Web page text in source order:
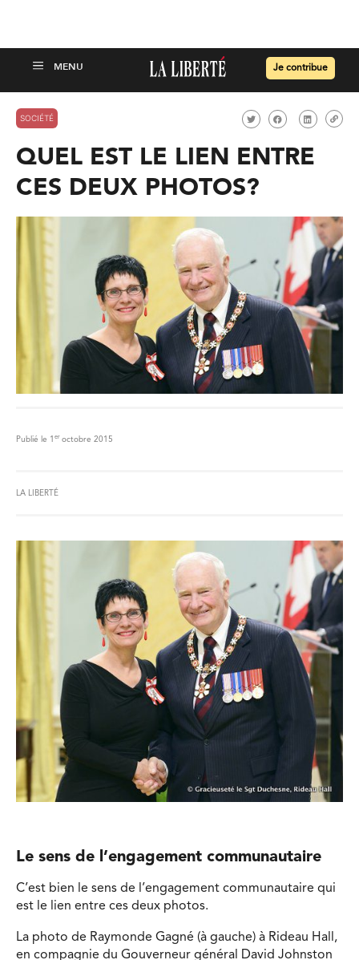
Je contribue
SOCIÉTÉ
QUEL EST LE LIEN ENTRE
CES DEUX PHOTOS?
Publié le 1 er octobre 2015
LA LIBERTÉ
Le sens de l’engagement communautaire
C’est bien le sens de l’engagement communautaire qui
est le lien entre ces deux photos.
La photo de Raymonde Gagné (à gauche) à Rideau Hall,
en compagnie du Gouverneur général David Johnston